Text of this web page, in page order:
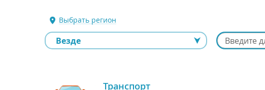
Выбрать регион
Транспорт